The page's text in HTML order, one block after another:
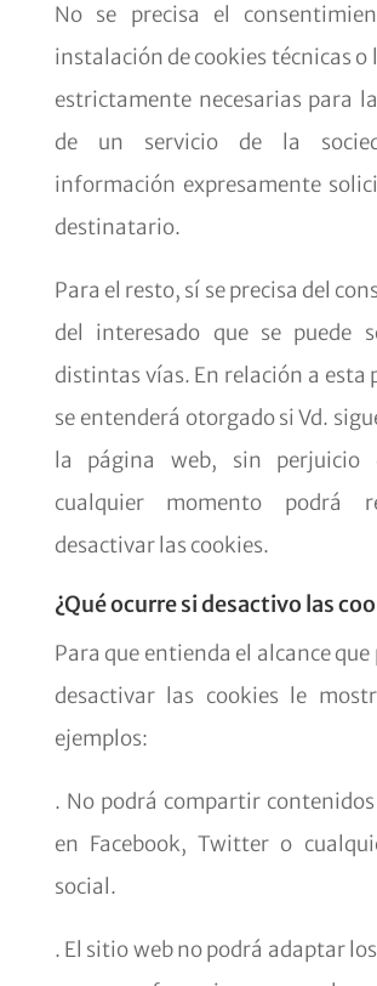
No se precisa el
instalación de cookies técnicas o
estrictamente necesarias para
de un servicio de la
información expresamente
destinatario.
Para el resto, sí se precisa del
del interesado que se puede
distintas vías. En relación a esta
se entenderá otorgado si Vd.
la página web, sin perjuicio
cualquier momento podrá
desactivar las cookies.
¿Qué ocurre si desactivo las
Para que entienda el alcance
desactivar las cookies le
ejemplos:
. No podrá compartir contenidos
en Facebook, Twitter o
social.
. El sitio web no podrá adaptar